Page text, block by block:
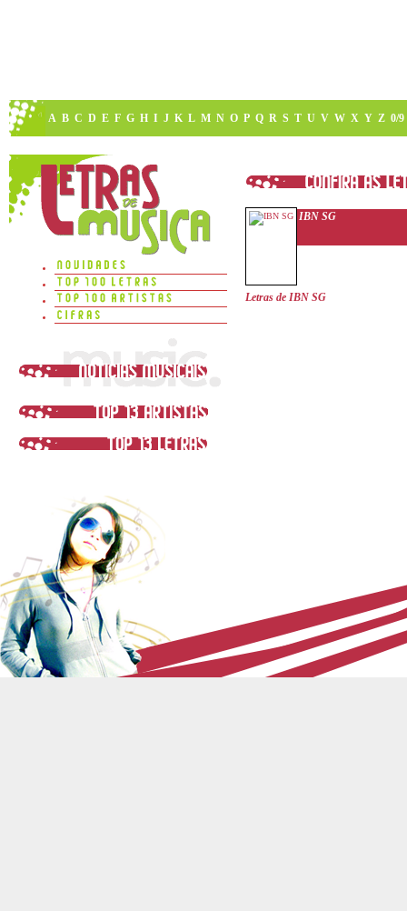
A B C D E F G H I J K L M N O P Q R S T U V W X Y Z 0/9
IBN SG
Letras de IBN SG